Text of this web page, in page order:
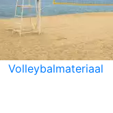
Volleybalmateriaal